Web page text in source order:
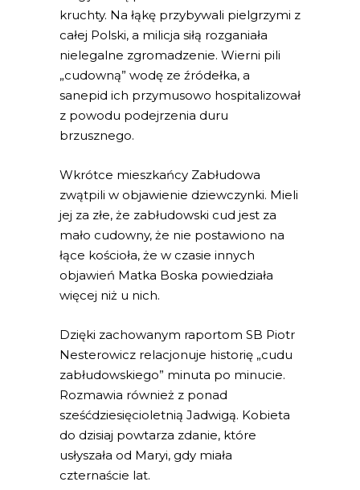
kruchty. Na łąkę przybywali pielgrzymi z
całej Polski, a milicja siłą rozganiała
nielegalne zgromadzenie. Wierni pili
„cudowną” wodę ze źródełka, a
sanepid ich przymusowo hospitalizował
z powodu podejrzenia duru
brzusznego.
Wkrótce mieszkańcy Zabłudowa
zwątpili w objawienie dziewczynki. Mieli
jej za złe, że zabłudowski cud jest za
mało cudowny, że nie postawiono na
łące kościoła, że w czasie innych
objawień Matka Boska powiedziała
więcej niż u nich.
Dzięki zachowanym raportom SB Piotr
Nesterowicz relacjonuje historię „cudu
zabłudowskiego” minuta po minucie.
Rozmawia również z ponad
sześćdziesięcioletnią Jadwigą. Kobieta
do dzisiaj powtarza zdanie, które
usłyszała od Maryi, gdy miała
czternaście lat.